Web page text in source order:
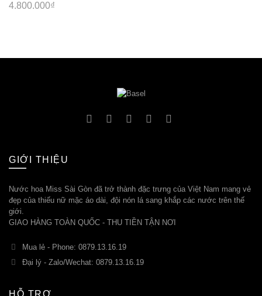
4.800.000₫
GIỚI THIỆU
Nước hoa Miss Sài Gòn đã trở thành đặc trưng của Việt Nam mang vẻ
đẹp của thiếu nữ mặc áo dài, đội nón lá sang khắp các nước trên thế
giới.
GIAO HÀNG TOÀN QUỐC - THU TIỀN TẬN NƠI
Mua lẻ - Phone: 0879.13.16.19
Đại lý - Zalo/Wechat: 0879.13.16.19
HỖ TRỢ